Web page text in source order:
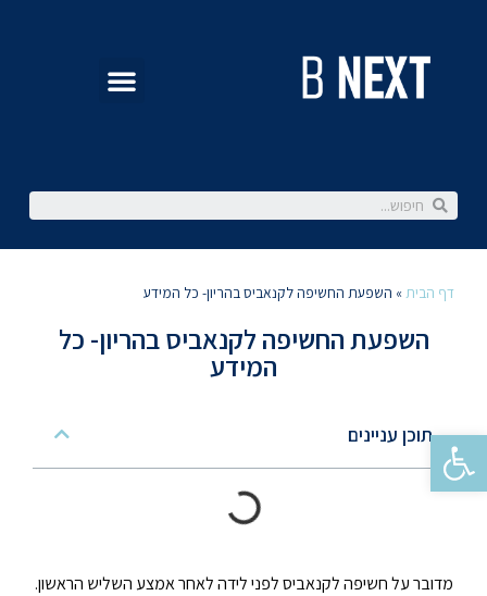
פתח סרגל נגישות
דף הבית » השפעת החשיפה לקנאביס בהריון- כל המידע
השפעת החשיפה לקנאביס בהריון- כל
המידע
תוכן עניינים
מדובר על חשיפה לקנאביס לפני לידה לאחר אמצע השליש הראשון.